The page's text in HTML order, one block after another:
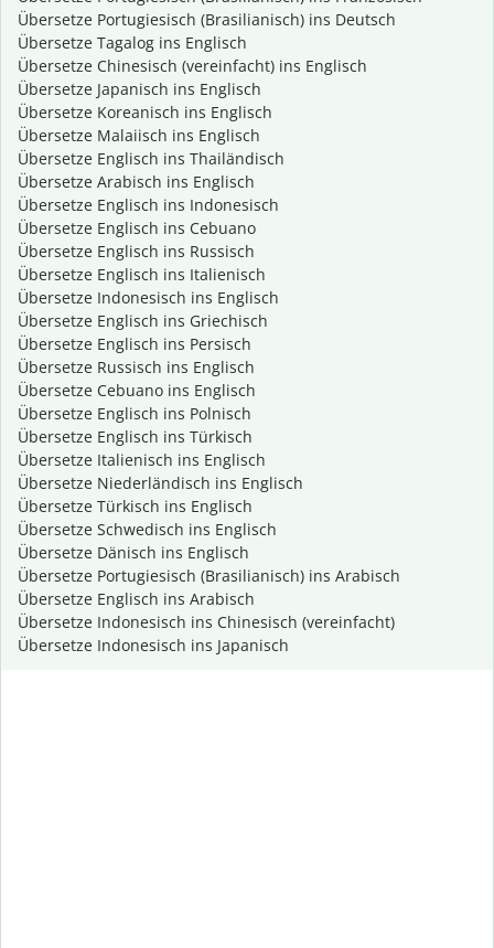
Übersetze Portugiesisch (Brasilianisch) ins Deutsch
Übersetze Tagalog ins Englisch
Übersetze Chinesisch (vereinfacht) ins Englisch
Übersetze Japanisch ins Englisch
Übersetze Koreanisch ins Englisch
Übersetze Malaiisch ins Englisch
Übersetze Englisch ins Thailändisch
Übersetze Arabisch ins Englisch
Übersetze Englisch ins Indonesisch
Übersetze Englisch ins Cebuano
Übersetze Englisch ins Russisch
Übersetze Englisch ins Italienisch
Übersetze Indonesisch ins Englisch
Übersetze Englisch ins Griechisch
Übersetze Englisch ins Persisch
Übersetze Russisch ins Englisch
Übersetze Cebuano ins Englisch
Übersetze Englisch ins Polnisch
Übersetze Englisch ins Türkisch
Übersetze Italienisch ins Englisch
Übersetze Niederländisch ins Englisch
Übersetze Türkisch ins Englisch
Übersetze Schwedisch ins Englisch
Übersetze Dänisch ins Englisch
Übersetze Portugiesisch (Brasilianisch) ins Arabisch
Übersetze Englisch ins Arabisch
Übersetze Indonesisch ins Chinesisch (vereinfacht)
Übersetze Indonesisch ins Japanisch